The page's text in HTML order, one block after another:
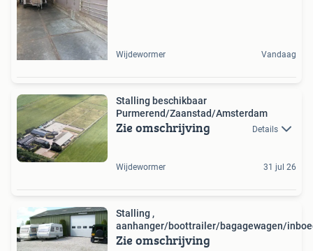
Wijdewormer Vandaag
Stalling beschikbaar
Purmerend/Zaanstad/Amsterdam
Zie omschrijving Details
Wijdewormer 31 jul 26
Stalling ,
aanhanger/boottrailer/bagagewagen/
Zie omschrijving